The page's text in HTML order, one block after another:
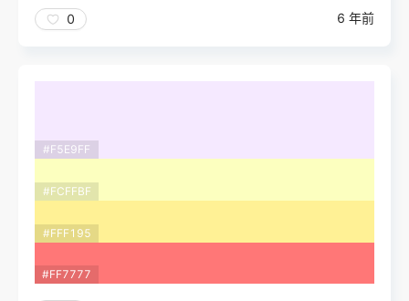
0 6 年前
#F5E9FF
#FCFFBF
#FFF195
#FF7777